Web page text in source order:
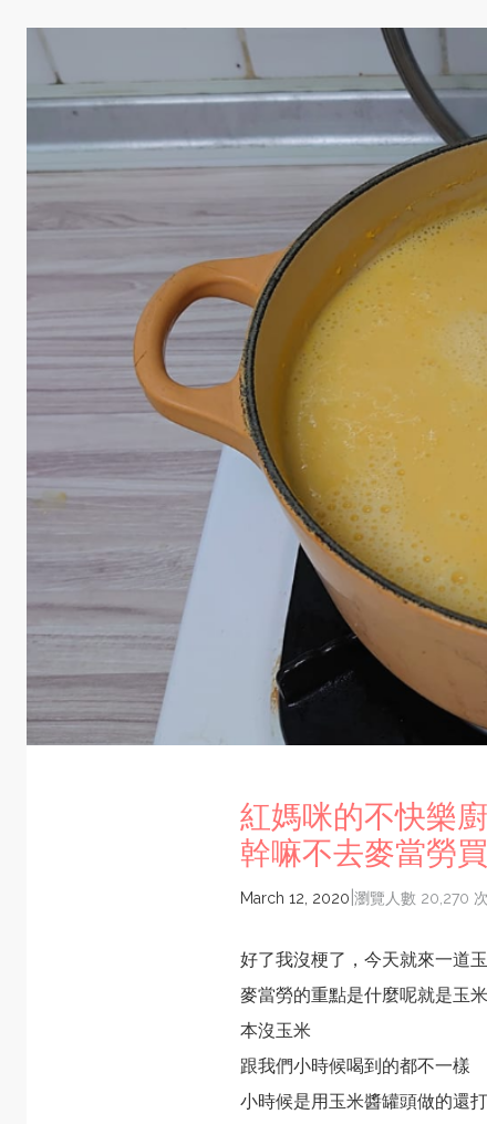
紅媽咪的不快樂
幹嘛不去麥當勞買
March 12, 2020 瀏覽人數 20,270 次
好了我沒梗了，今天就來一道
麥當勞的重點是什麼呢就是玉
本沒玉米
跟我們小時候喝到的都不一樣
小時候是用玉米醬罐頭做的還